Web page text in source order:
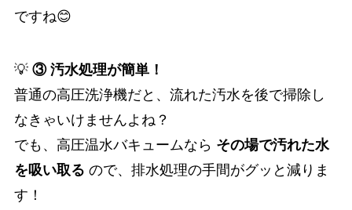
ですね😊
💡 ③ 汚水処理が簡単！
普通の高圧洗浄機だと、流れた汚水を後で掃除し
なきゃいけませんよね？
でも、高圧温水バキュームなら その場で汚れた水
を吸い取る ので、排水処理の手間がグッと減りま
す！